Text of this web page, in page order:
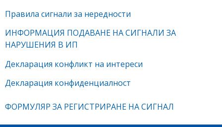
Правила сигнали за нередности
ИНФОРМАЦИЯ ПОДАВАНЕ НА СИГНАЛИ ЗА
НАРУШЕНИЯ В ИП
Декларация конфликт на интереси
Декларация конфиденциалност
ФОРМУЛЯР ЗА РЕГИСТРИРАНЕ НА СИГНАЛ